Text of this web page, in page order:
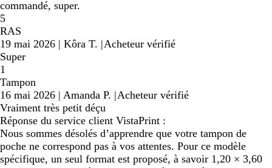
commandé, super.
5
RAS
19 mai 2026 | Kôra T. |Acheteur vérifié
Super
1
Tampon
16 mai 2026 | Amanda P. |Acheteur vérifié
Vraiment très petit déçu
Réponse du service client VistaPrint :
Nous sommes désolés d’apprendre que votre tampon de
poche ne correspond pas à vos attentes. Pour ce modèle
spécifique, un seul format est proposé, à savoir 1,20 × 3,60